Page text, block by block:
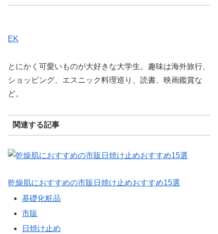
EK
とにかく可愛いものが大好きな大学生。趣味は海外旅行、
ショッピング、エスニック料理巡り、読書、映画鑑賞な
ど。
関連する記事
乾燥肌におすすめの市販日焼け止めおすすめ15選
基礎化粧品
市販
日焼け止め